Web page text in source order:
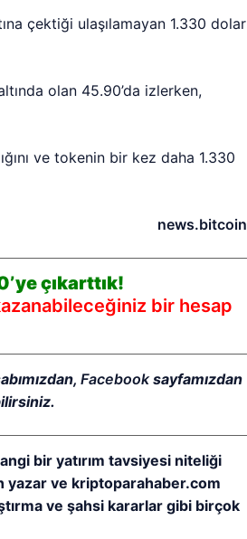
çektiği ulaşılamayan 1.330 dolar
olan 45.90’da izlerken,
ve tokenin bir kez daha 1.330
news.bitcoin
çıkarttık!
bir hesap
Facebooksayfamızdan
bir yatırım tavsiyesi niteliği
yazar ve kriptoparahaber.com
ve şahsi kararlar gibi birçok